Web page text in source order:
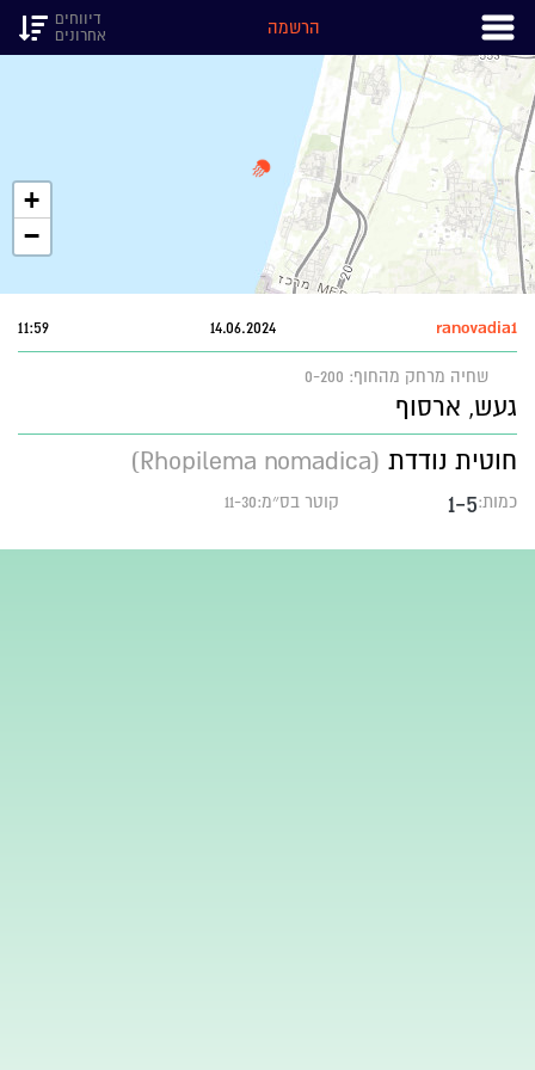
הרשמה
דיווחים
אחרונים
+
−
ranovadia1
14.06.2024
11:59
שחיה מרחק מהחוף: 0-200
געש, ארסוף
חוטית נודדת (Rhopilema nomadica)
כמות:1-5 קוטר בס״מ:11-30